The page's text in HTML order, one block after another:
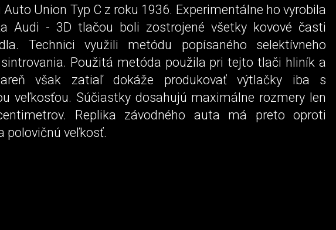
Union Typ C z roku 1936. Experimentálne ho vyrobila
Audi - 3D tlačou boli zostrojené všetky kovové časti
Technici využili metódu popísaného selektívneho
sintrovania. Použitá metóda použila pri tejto tlači hliník a
však zatiaľ dokáže produkovať výtlačky iba s
veľkosťou. Súčiastky dosahujú maximálne rozmery len
Replika závodného auta má preto oproti
polovičnú veľkosť.